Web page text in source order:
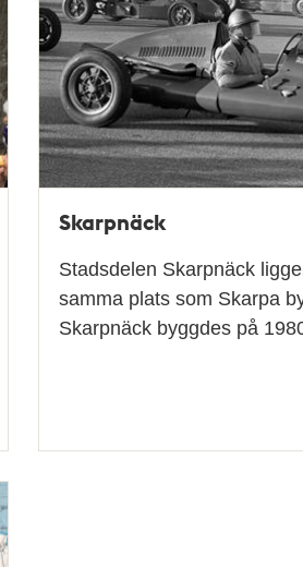
Skarpnäck
Stadsdelen Skarpnäck
samma plats som Skarpa
Skarpnäck byggdes på